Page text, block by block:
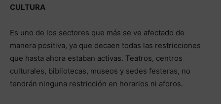
CULTURA
Es uno de los sectores que más se ve afectado de
manera positiva, ya que decaen todas las restricciones
que hasta ahora estaban activas. Teatros, centros
culturales, bibliotecas, museos y sedes festeras, no
tendrán ninguna restricción en horarios ni aforos.